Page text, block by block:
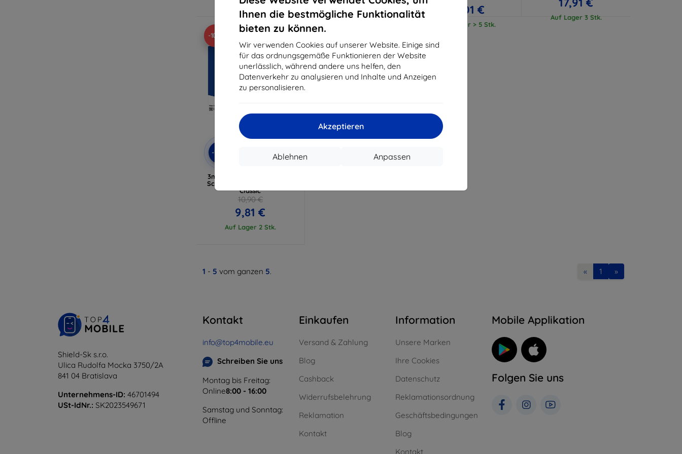
Ihnen die bestmögliche Funktionalität
bieten zu können.
Wir verwenden Cookies auf unserer Website. Einige sind
für das ordnungsgemäße Funktionieren der Website
unerlässlich, während andere uns helfen, den
Datenverkehr zu analysieren und Inhalte und Anzeigen
zu personalisieren.
Akzeptieren
Anpassen
Ablehnen
Auf Lager > 5 Stk. Auf Lager > 5 Stk.
17,01 €
Auf Lager > 5 Stk.
Auf Lager 3 Stk.
-10%
-10% EXTRA10
3mk Watch Protection ARC
Schutzfolie für Garett GRC
Classic
10,90 €
9,81 €
Auf Lager 2 Stk.
1 - 5 vom ganzen 5. « 1 »
Shield-Sk s.r.o.
Ulica Rudolfa Mocka 3750/2A
841 04 Bratislava
Unternehmens-ID: 46701494
USt-IdNr.: SK2023549671
Kontakt
info@top4mobile.eu
Schreiben Sie uns
Montag bis Freitag:
Online8:00 - 16:00
Samstag und Sonntag:
Offline
Einkaufen
Versand & Zahlung
Blog
Cashback
Widerrufsbelehrung
Reklamation
Kontakt
Information
Unsere Marken
Ihre Cookies
Datenschutz
Reklamationsordnung
Geschäftsbedingungen
Blog
Kontakt
Mobile Applikation
Folgen Sie uns